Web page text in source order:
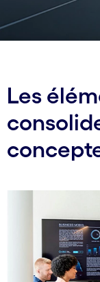
Les